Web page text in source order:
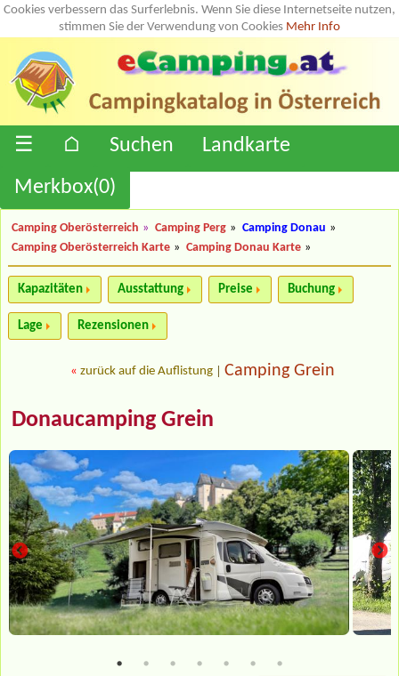
Cookies verbessern das Surferlebnis. Wenn Sie diese Internetseite nutzen,
stimmen Sie der Verwendung von Cookies Mehr Info
☰ ⌂ Suchen
Landkarte
Merkbox(0)
Camping Oberösterreich » Camping Perg » Camping Donau »
Camping Oberösterreich Karte » Camping Donau Karte »
Kapazitäten Ausstattung Preise Buchung
Lage Rezensionen
« zurück auf die Auflistung Camping Grein
Donaucamping Grein